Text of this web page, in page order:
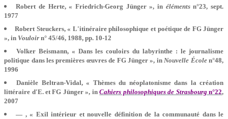
Robert de Herte, « Friedrich-Georg Jünger », in élémentsn°23, sept.
1977
Robert Steuckers, « L'itinéraire philosophique et poétique de FG Jünger
», in Vouloir n° 45/46, 1988, pp. 10-12
Volker Beismann, « Dans les couloirs du labyrinthe : le journalisme
politique dans les premières œuvres de FG Jünger », inNouvelle Écolen°48,
1996
Danièle Beltran-Vidal, « Thèmes du néoplatonisme dans la création
littéraire d'E. et FG Jünger », inCahiers philosophiques de Strasbourg n°22,
2007
— , « Exil intérieur et nouvelle définition de la communauté dans le